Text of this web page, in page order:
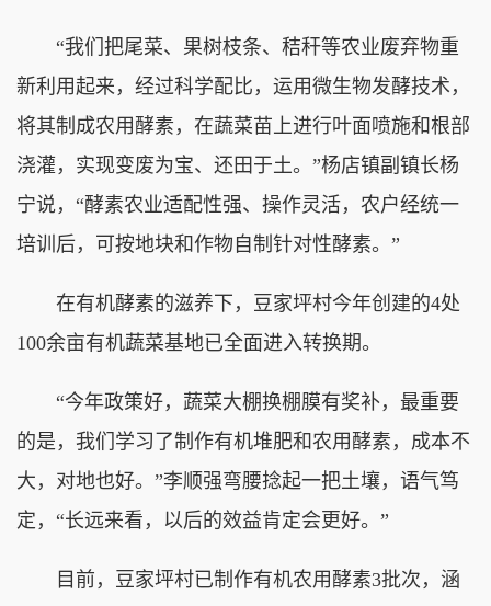
“我们把尾菜、果树枝条、秸秆等农业废弃物重
新利用起来，经过科学配比，运用微生物发酵技术，
将其制成农用酵素，在蔬菜苗上进行叶面喷施和根部
浇灌，实现变废为宝、还田于土。”杨店镇副镇长杨
宁说，“酵素农业适配性强、操作灵活，农户经统一
培训后，可按地块和作物自制针对性酵素。”
在有机酵素的滋养下，豆家坪村今年创建的4处
100余亩有机蔬菜基地已全面进入转换期。
“今年政策好，蔬菜大棚换棚膜有奖补，最重要
的是，我们学习了制作有机堆肥和农用酵素，成本不
大，对地也好。”李顺强弯腰捻起一把土壤，语气笃
定，“长远来看，以后的效益肯定会更好。”
目前，豆家坪村已制作有机农用酵素3批次，涵